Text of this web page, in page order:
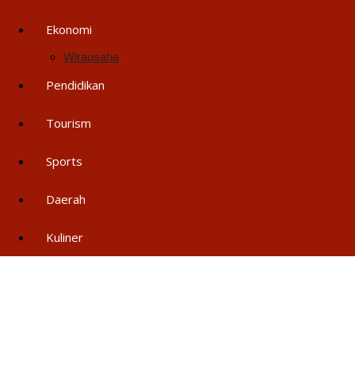
Ekonomi
Wirausaha
Pendidikan
Tourism
Sports
Daerah
Kuliner